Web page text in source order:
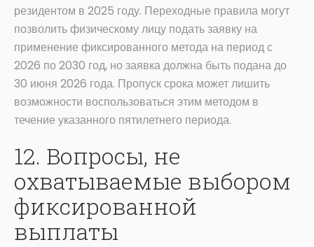
резидентом в 2025 году. Переходные правила могут
позволить физическому лицу подать заявку на
применение фиксированного метода на период с
2026 по 2030 год, но заявка должна быть подана до
30 июня 2026 года. Пропуск срока может лишить
возможности воспользоваться этим методом в
течение указанного пятилетнего периода.
12. Вопросы, не
охватываемые выбором
фиксированной
выплаты